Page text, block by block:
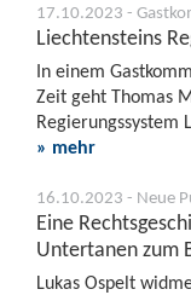
17.10.2023 -
Liechtensteins
In einem
Zeit geht Thomas
Regierungssystem
» mehr
16.10.2023 - Neue
Eine
Untertanen zum
Lukas Ospelt